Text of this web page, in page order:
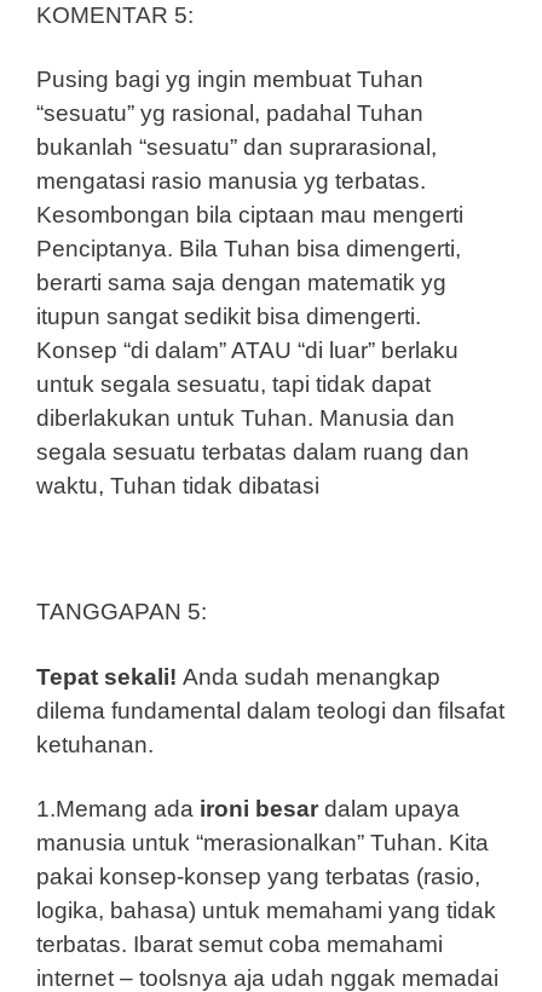
KOMENTAR 5:
Pusing bagi yg ingin membuat Tuhan
“sesuatu” yg rasional, padahal Tuhan
bukanlah “sesuatu” dan suprarasional,
mengatasi rasio manusia yg terbatas.
Kesombongan bila ciptaan mau mengerti
Penciptanya. Bila Tuhan bisa dimengerti,
berarti sama saja dengan matematik yg
itupun sangat sedikit bisa dimengerti.
Konsep “di dalam” ATAU “di luar” berlaku
untuk segala sesuatu, tapi tidak dapat
diberlakukan untuk Tuhan. Manusia dan
segala sesuatu terbatas dalam ruang dan
waktu, Tuhan tidak dibatasi
TANGGAPAN 5:
Tepat sekali! Anda sudah menangkap
dilema fundamental dalam teologi dan filsafat
ketuhanan.
1.Memang ada ironi besar dalam upaya
manusia untuk “merasionalkan” Tuhan. Kita
pakai konsep-konsep yang terbatas (rasio,
logika, bahasa) untuk memahami yang tidak
terbatas. Ibarat semut coba memahami
internet – toolsnya aja udah nggak memadai